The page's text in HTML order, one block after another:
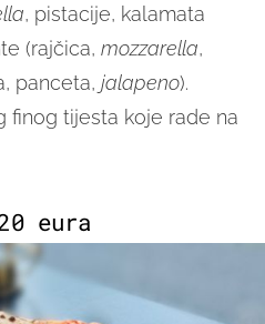
, pistacije, kalamata
(rajčica, mozzarella,
panceta, jalapeno).
finog tijesta koje rade na
eura